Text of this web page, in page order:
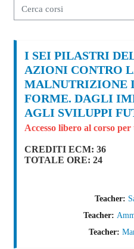
I SEI PILASTRI
AZIONI CONTRO
MALNUTRIZIONE
FORME. DAGLI
AGLI SVILUPPI
Accesso libero al corso
CREDITI ECM: 36
TOTALE ORE: 24
Teacher:
Teacher:
Teacher: